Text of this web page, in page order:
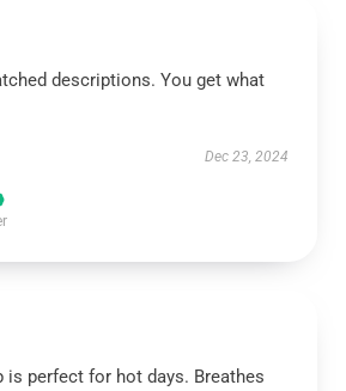
descriptions. You get what
Dec 23, 2024
is perfect for hot days. Breathes